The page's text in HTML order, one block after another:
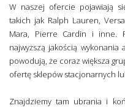
W naszej ofercie pojawiają
takich jak Ralph Lauren,
Mara, Pierre Cardin i inne.
najwyższą jakością
powodują, że coraz większa
ofertę sklepów stacjonarnych
Znajdziemy tam ubrania i